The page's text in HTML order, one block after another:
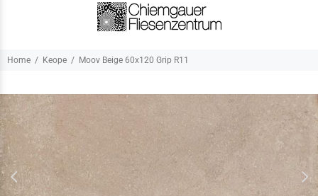
Home Keope Moov Beige 60x120 Grip R11